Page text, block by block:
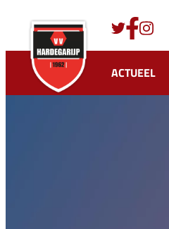
de
inhoud
ACTUEEL